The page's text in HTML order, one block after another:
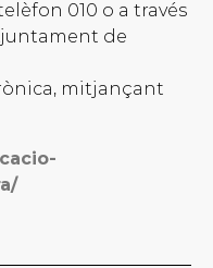
010 o a través
de
mitjançant